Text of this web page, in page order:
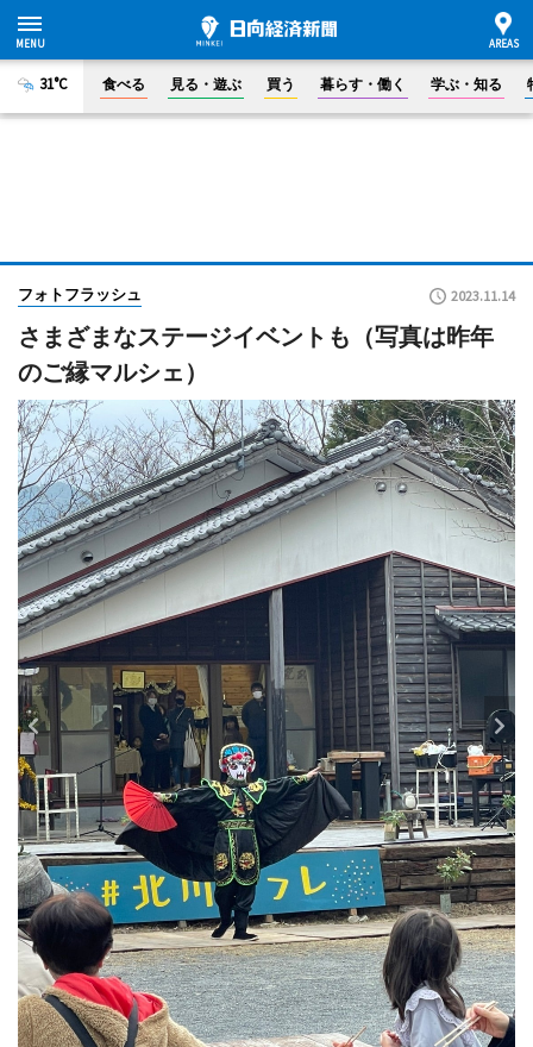
31°C 食べる 見る・遊ぶ 買う 暮らす・働く 学ぶ・知る
フォトフラッシュ 2023.11.14
さまざまなステージイベントも（写真は昨年
のご縁マルシェ）